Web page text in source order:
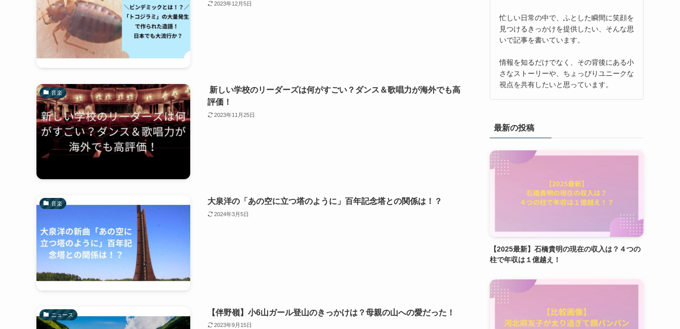
2023年12月5日
音楽
新しい学校のリーダーズは何がすごい？ダンス＆歌唱力が海外でも高
評価！
2023年11月25日
音楽 大泉洋の「あの空に立つ塔のように」百年記念塔との関係は！？
2024年3月5日
ニュース 【伴野嶺】小6山ガール登山のきっかけは？母親の山への愛だった！
2023年9月15日
忙しい日常の中で、ふとした瞬間に笑顔を
見つけるきっかけを提供したい、そんな思
いで記事を書いています。
情報を知るだけでなく、その背後にある小
さなストーリーや、ちょっぴりユニークな
視点を共有したいと思っています。
最新の投稿
【2025最新】石橋貴明の現在の収入は？４つの
柱で年収は１億越え！